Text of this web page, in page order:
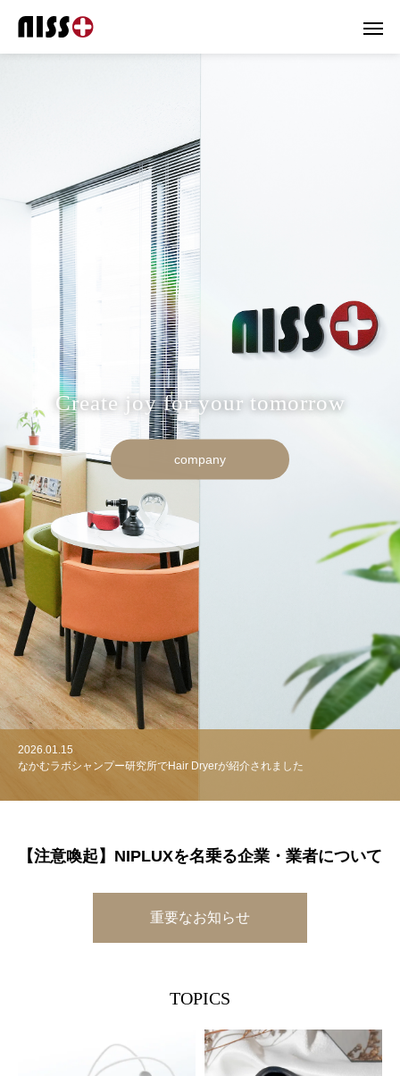
Create joy for your tomorrow
company
2026.01.15
なかむラボシャンプー研究所でHair Dryerが紹介されました
2025.11.28
TBSテレビ「櫻井・有吉 THE夜会」でQNoseが紹介されました
2025.11.27
NIPLUX ×ムーミンの初コラボ商品が本日予約開始！癒しの限定デザイン3
【注意喚起】 NIPLUXを名乗る企業・業者について
重要なお知らせ
TOPICS